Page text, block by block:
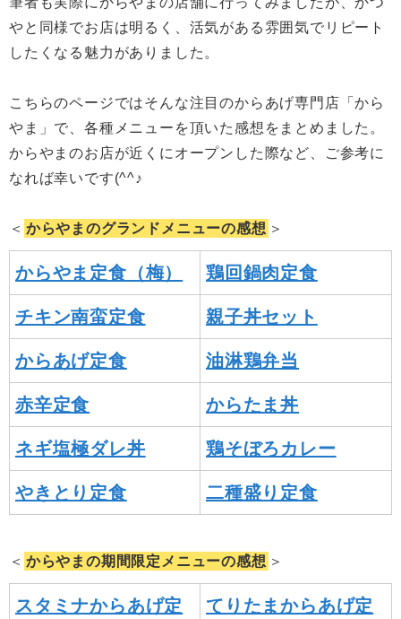
やと同様でお店は明るく、活気がある雰囲気でリピート
したくなる魅力がありました。
こちらのページではそんな注目のからあげ専門店「から
やま」で、各種メニューを頂いた感想をまとめました。
からやまのお店が近くにオープンした際など、ご参考に
なれば幸いです(^^♪
＜ からやまのグランドメニューの感想 ＞
からやま定食（梅） 鶏回鍋肉定食
チキン南蛮定食 親子丼セット
からあげ定食 油淋鶏弁当
赤辛定食 からたま丼
ネギ塩極ダレ丼 鶏そぼろカレー
やきとり定食 二種盛り定食
＜ からやまの期間限定メニューの感想 ＞
スタミナからあげ定 てりたまからあげ定